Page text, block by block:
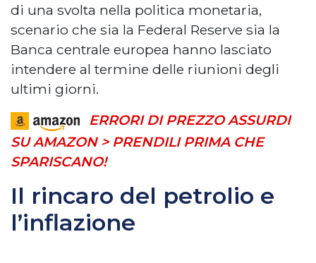
di una svolta nella politica monetaria,
scenario che sia la Federal Reserve sia la
Banca centrale europea hanno lasciato
intendere al termine delle riunioni degli
ultimi giorni.
ERRORI DI PREZZO ASSURDI
SU AMAZON > PRENDILI PRIMA CHE
SPARISCANO!
Il rincaro del petrolio e
l’inflazione